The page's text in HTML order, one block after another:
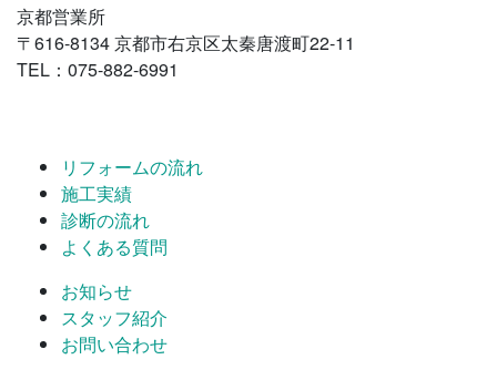
京都営業所
〒616-8134 京都市右京区太秦唐渡町22-11
TEL：075-882-6991
リフォームの流れ
施工実績
診断の流れ
よくある質問
お知らせ
スタッフ紹介
お問い合わせ